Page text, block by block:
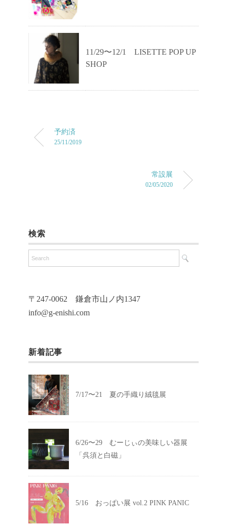
11/29〜12/1 LISETTE POP UP
SHOP
予約済
25/11/2019
常設展
02/05/2020
検索
〒247-0062 鎌倉市山ノ内1347
info@g-enishi.com
新着記事
7/17〜21 夏の手織り絨毯展
6/26〜29 むーじぃの美味しい器展
「呉須と白磁」
5/16 おっぱい展 vol.2 PINK PANIC